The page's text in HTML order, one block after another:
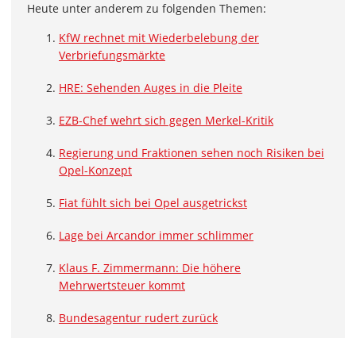
Heute unter anderem zu folgenden Themen:
KfW rechnet mit Wiederbelebung der
Verbriefungsmärkte
HRE: Sehenden Auges in die Pleite
EZB-Chef wehrt sich gegen Merkel-Kritik
Regierung und Fraktionen sehen noch Risiken bei
Opel-Konzept
Fiat fühlt sich bei Opel ausgetrickst
Lage bei Arcandor immer schlimmer
Klaus F. Zimmermann: Die höhere
Mehrwertsteuer kommt
Bundesagentur rudert zurück